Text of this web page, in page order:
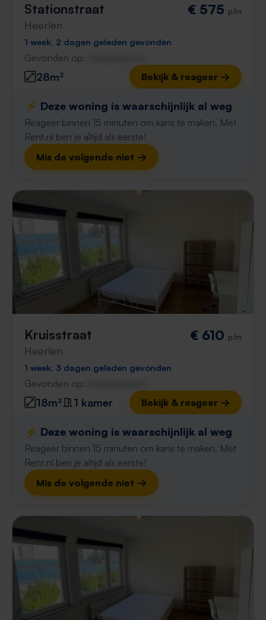
Stationstraat
Heerlen
€ 575 p/m
1 week, 2 dagen geleden gevonden
Gevonden op:
28m² Bekijk & reageer →
⚡️ Deze woning is waarschijnlijk al weg
Reageer binnen 15 minuten om kans te maken. Met
Rent.nl ben je altijd als eerste!
Mis de volgende niet →
Kruisstraat
Heerlen
€ 610 p/m
1 week, 3 dagen geleden gevonden
Gevonden op:
18m² 1 kamer Bekijk & reageer →
⚡️ Deze woning is waarschijnlijk al weg
Reageer binnen 15 minuten om kans te maken. Met
Rent.nl ben je altijd als eerste!
Mis de volgende niet →